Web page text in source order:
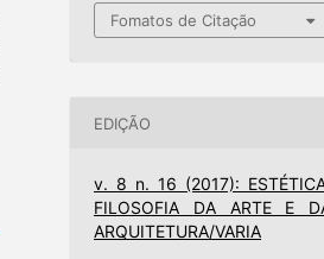
Fomatos de Citação
EDIÇÃO
v. 8 n. 16 (2017):
FILOSOFIA DA ARTE E
ARQUITETURA/VARIA